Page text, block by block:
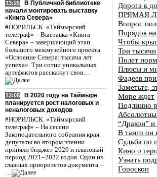
13:25
В Публичной библиотеке
начали монтировать выставку
«Книга Севера»
#НОРИЛЬСК. «Таймырский
телеграф» – Выставка «Книга
Севера» – завершающий этап
большого межмузейного проекта
«Освоение Севера: тысяча лет
успеха». Три сотни уникальных
артефактов расскажут свои…
13:05
В 2020 году на Таймыре
планируется рост налоговых и
неналоговых доходов
#НОРИЛЬСК. «Таймырский
телеграф» – На сессии
Законодательного собрания края
депутаты во втором чтении
приняли бюджет-2020 и плановый
период 2021–2022 годов. Один из
главных приоритетов документа –
…
Дорога к
ПРЯМАЯ
Вопрос
Порядок на
Чтобы
Три
Полет
Плюсы и
Фадеев
Заметьте,
Море ждет
Подлинно
“Дракон” и
В танго он
Судьба по
Кино о
Узнать
Гороскоп